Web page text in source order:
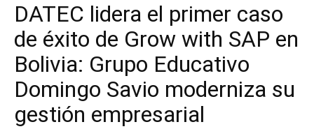
DATEC lidera el primer caso
de éxito de Grow with SAP en
Bolivia: Grupo Educativo
Domingo Savio moderniza su
gestión empresarial